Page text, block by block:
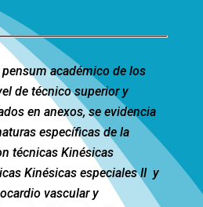
académico de los
de técnico superior y
en anexos, se evidencia
específicas de la
técnicas Kinésicas
Kinésicas especiales II y
vascular y